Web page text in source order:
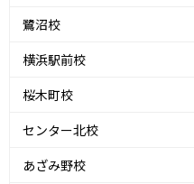
鷺沼校
横浜駅前校
桜木町校
センター北校
あざみ野校